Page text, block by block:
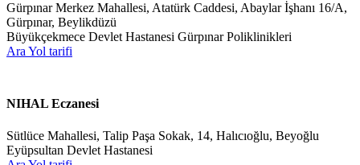
Gürpınar Merkez Mahallesi, Atatürk Caddesi, Abaylar İşhanı 16/A,
Gürpınar, Beylikdüzü
Büyükçekmece Devlet Hastanesi Gürpınar Poliklinikleri
Ara Yol tarifi
NIHAL Eczanesi
Sütlüce Mahallesi, Talip Paşa Sokak, 14, Halıcıoğlu, Beyoğlu
Eyüpsultan Devlet Hastanesi